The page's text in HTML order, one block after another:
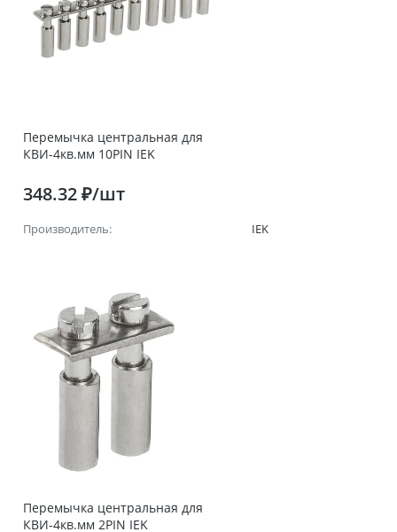
Перемычка центральная для
КВИ-4кв.мм 10PIN IEK
348.32 ₽/шт
Производитель: IEK
Перемычка центральная для
КВИ-4кв.мм 2PIN IEK